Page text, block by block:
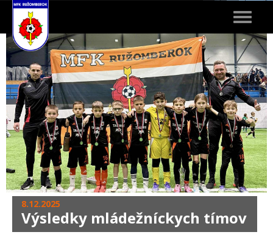
Toggle
8.12.2025
Výsledky mládežníckych tímov